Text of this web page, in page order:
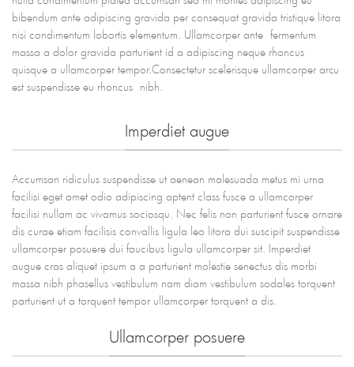
bibendum ante adipiscing gravida per consequat gravida tristique litora
nisi condimentum lobortis elementum. Ullamcorper ante fermentum
massa a dolor gravida parturient id a adipiscing neque rhoncus
quisque a ullamcorper tempor.Consectetur scelerisque ullamcorper arcu
est suspendisse eu rhoncus nibh.
Imperdiet augue
Accumsan ridiculus suspendisse ut aenean malesuada metus mi urna
facilisi eget amet odio adipiscing aptent class fusce a ullamcorper
facilisi nullam ac vivamus sociosqu. Nec felis non parturient fusce ornare
dis curae etiam facilisis convallis ligula leo litora dui suscipit suspendisse
ullamcorper posuere dui faucibus ligula ullamcorper sit. Imperdiet
augue cras aliquet ipsum a a parturient molestie senectus dis morbi
massa nibh phasellus vestibulum nam diam vestibulum sodales torquent
parturient ut a torquent tempor ullamcorper torquent a dis.
Ullamcorper posuere